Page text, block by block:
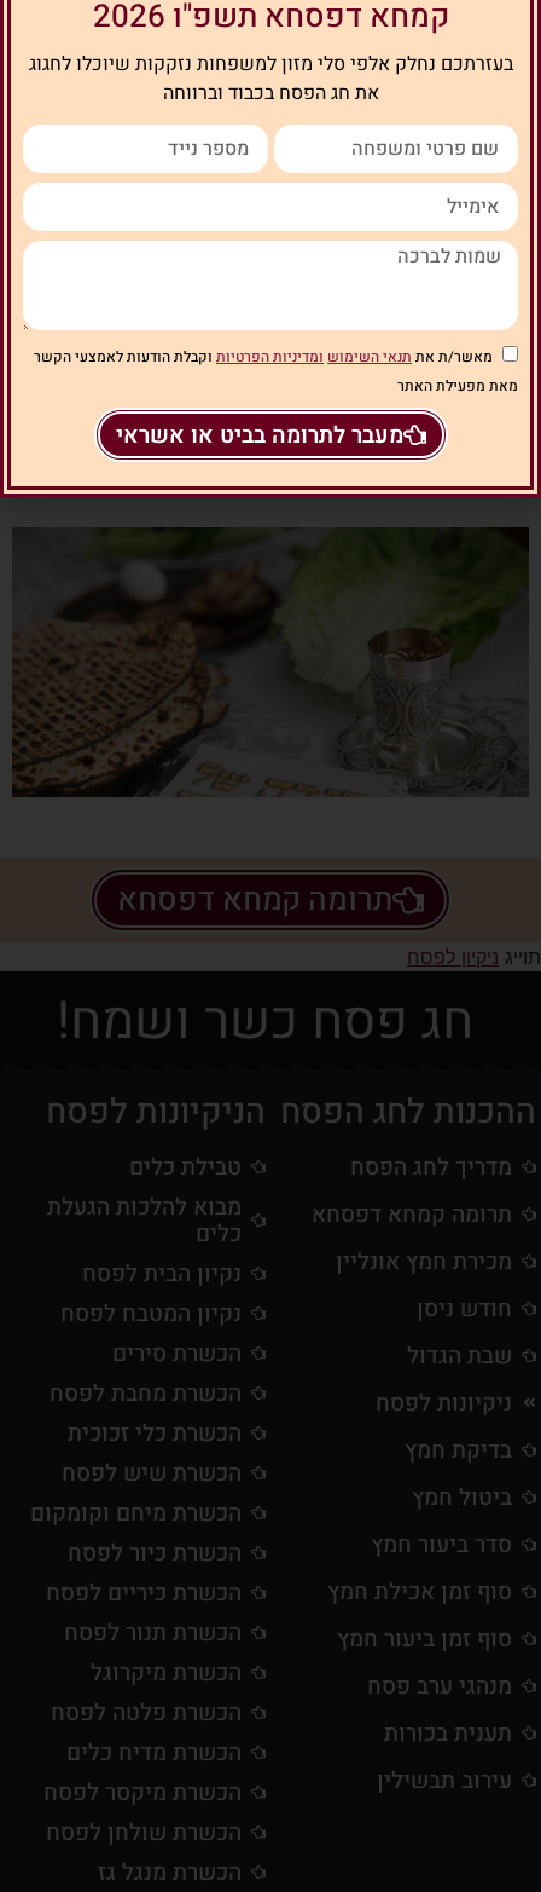
הכשרת פלטה לפסח
הכשרת כלי זכוכית לפסח – שהיה בהם שימוש בחם
הכשרת כלי דורלקס ופיירקס
מנהג חב"ד
תזכורת
לא לשכוח לערוךמכירת חמץלפני חג הפסח, ניתן לערוך את
המכירה כעת באמצעות האתר.
תרומה קמחא דפסחא
תוייג ניקיון לפסח
חג פסח כשר ושמח!
ההכנות לחג הפסח
מדריך לחג הפסח
תרומה קמחא דפסחא
מכירת חמץ אונליין
חודש ניסן
שבת הגדול
ניקיונות לפסח
בדיקת חמץ
ביטול חמץ
סדר ביעור חמץ
סוף זמן אכילת חמץ
סוף זמן ביעור חמץ
מנהגי ערב פסח
תענית בכורות
עירוב תבשילין
הניקיונות לפסח
טבילת כלים
מבוא להלכות הגעלת
כלים
נקיון הבית לפסח
נקיון המטבח לפסח
הכשרת סירים
הכשרת מחבת לפסח
הכשרת כלי זכוכית
הכשרת שיש לפסח
הכשרת מיחם וקומקום
הכשרת כיור לפסח
הכשרת כיריים לפסח
הכשרת תנור לפסח
הכשרת מיקרוגל
הכשרת פלטה לפסח
הכשרת מדיח כלים
הכשרת מיקסר לפסח
הכשרת שולחן לפסח
הכשרת מנגל גז
קמחא דפסחא תשפ"ו 2026
בעזרתכם נחלק אלפי סלי מזון למשפחות נזקקות שיוכלו לחגוג
את חג הפסח בכבוד וברווחה
מאשר/ת את תנאי השימוש ומדיניות הפרטיות וקבלת הודעות לאמצעי הקשר
מאת מפעילת האתר
מעבר לתרומה בביט או אשראי